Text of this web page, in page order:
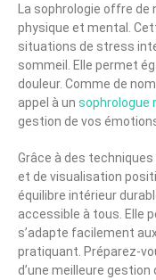
La sophrologie offre
physique et mental.
situations de stress
sommeil. Elle permet
douleur. Comme de
appel à un sophrologue
gestion de vos
Grâce à des
et de visualisation
équilibre intérieur
accessible à tous. Elle
s’adapte facilement
pratiquant. Préparez-
d’une meilleure